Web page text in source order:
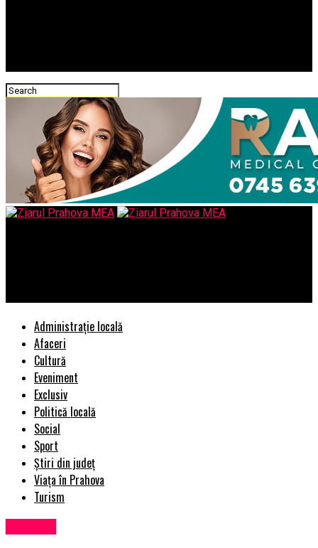
Administrație locală
Afaceri
Cultură
Eveniment
Exclusiv
Politică locală
Social
Sport
Știri din județ
Viața în Prahova
Turism